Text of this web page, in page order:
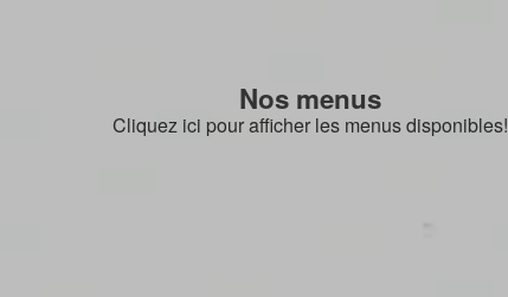
Nos menus
Cliquez ici pour afficher les menus disponibles!